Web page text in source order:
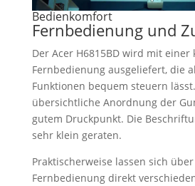
Bedienkomfort
Fernbedienung und
Der Acer H6815BD wird mit einer
Fernbedienung ausgeliefert, die
Funktionen bequem steuern
übersichtliche Anordnung der
gutem Druckpunkt. Die
sehr klein geraten.
Praktischerweise lassen sich
Fernbedienung direkt